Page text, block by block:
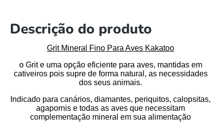
Descrição do produto
Grit Mineral Fino Para Aves Kakatoo
o Grite uma opção eficiente para aves, mantidas em
cativeiros pois supre de forma natural, as necessidades
dos seus animais.
Indicado para canários, diamantes, periquitos, calopsitas,
agapornis e todas as aves que necessitam
complementação mineral em sua alimentação